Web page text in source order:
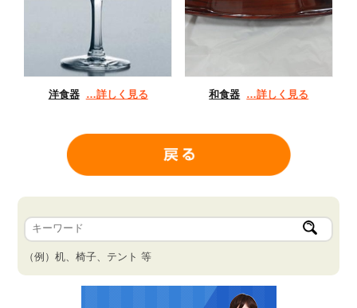
洋食器 …詳しく見る 和食器 …詳しく見る
（例）机、椅子、テント 等